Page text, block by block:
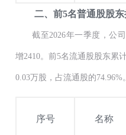
二、前5名普通股股
截至2026年一季度，公
增2410。前5名流通股股东累
0.03万股，占流通股的74.96%。
序号 名称